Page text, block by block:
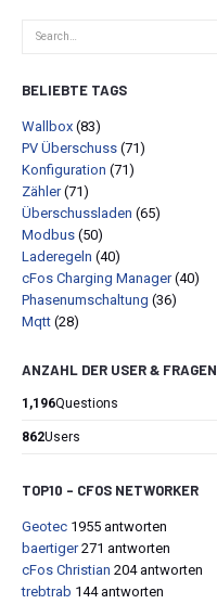
BELIEBTE TAGS
Wallbox (83)
PV Überschuss (71)
Konfiguration (71)
Zähler (71)
Überschussladen (65)
Modbus (50)
Laderegeln (40)
cFos Charging Manager (40)
Phasenumschaltung (36)
Mqtt (28)
ANZAHL DER USER & FRAGEN
1,196Questions
862Users
TOP10 – CFOS NETWORKER
Geotec 1955 antworten
baertiger 271 antworten
cFos Christian 204 antworten
trebtrab 144 antworten